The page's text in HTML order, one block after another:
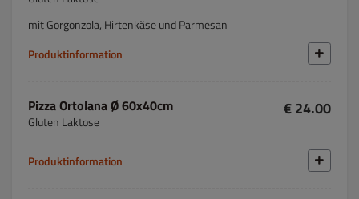
mit Gorgonzola, Hirtenkäse und Parmesan
Produktinformation
Pizza Ortolana Ø 60x40cm
Gluten Laktose
€ 24.00
Produktinformation